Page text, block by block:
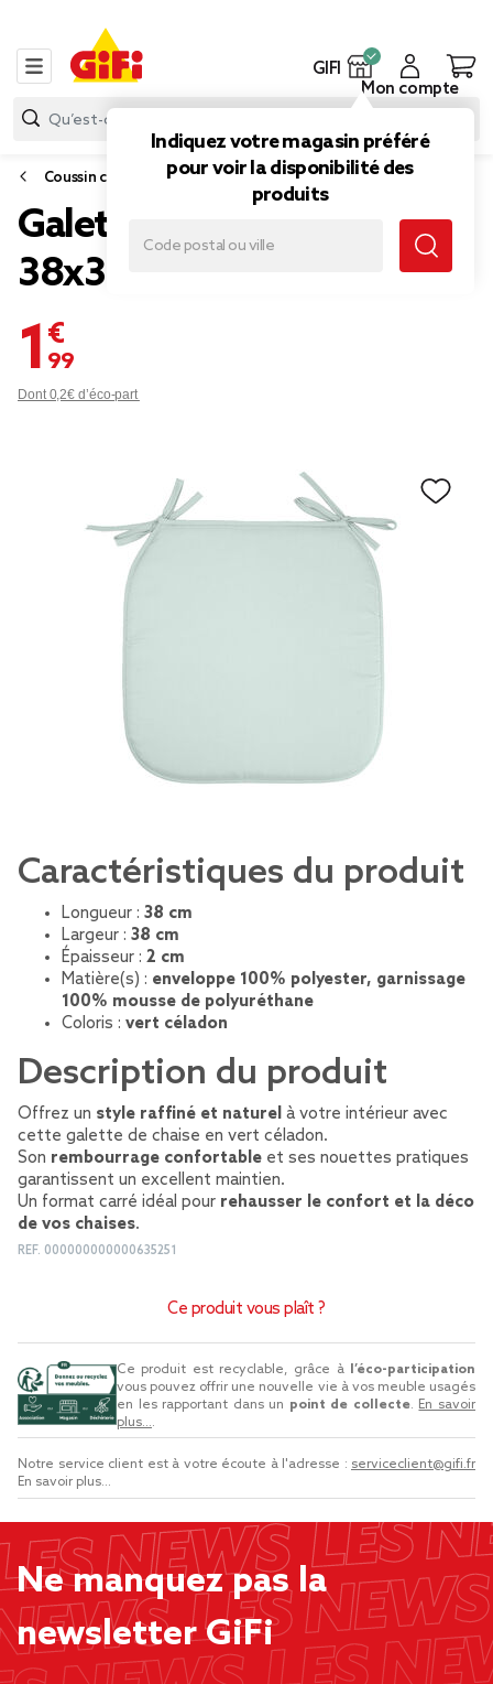
GIFI
Indiquez votre magasin préféré
pour voir la disponibilité des
produits
Mon compte
Coussin chaise
Galette de chaise carrée
38x38cm vert céladon
1,99 €
Dont 0,2€ d’éco-part
Caractéristiques du produit
Longueur : 38 cm
Largeur : 38 cm
Épaisseur : 2 cm
Matière(s) : enveloppe 100% polyester, garnissage
100% mousse de polyuréthane
Coloris : vert céladon
Description du produit
Offrez un style raffiné et naturel à votre intérieur avec
cette galette de chaise en vert céladon.
Son rembourrage confortable et ses nouettes pratiques
garantissent un excellent maintien.
Un format carré idéal pour rehausser le confort et la déco
de vos chaises.
REF. 000000000000635251
Ce produit vous plaît ?
Ce produit est recyclable, grâce à
l’éco-participation
vous pouvez offrir une nouvelle vie à vos meuble usagés
en les rapportant dans un point de collecte. En savoir
plus....
Notre service client est à votre écoute à l'adresse : serviceclient@gifi.fr
En savoir plus...
Ne manquez pas la
newsletter GiFi